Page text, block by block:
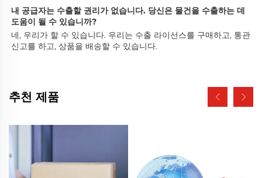
내 공급자는 수출할 권리가 없습니다. 당신은 물건을 수출하는 데
도움이 될 수 있습니까?
네, 우리가 할 수 있습니다. 우리는 수출 라이선스를 구매하고, 통관
신고를 하고, 상품을 배송할 수 있습니다.
추천 제품